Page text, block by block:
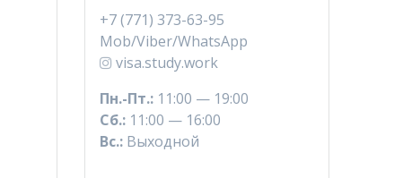
+7 (771) 373-63-95
Mob/Viber/WhatsApp
visa.study.work
Пн.-Пт.: 11:00 — 19:00
Сб.: 11:00 — 16:00
Вс.: Выходной